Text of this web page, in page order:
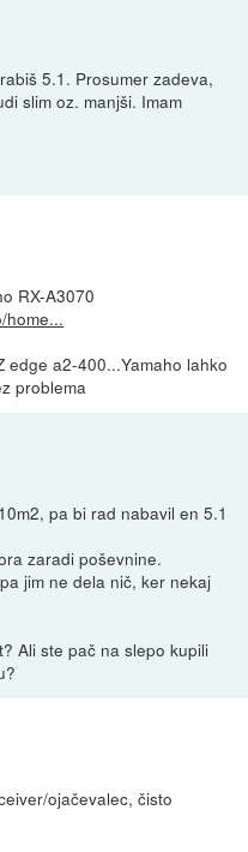
5.1. Prosumer zadeva,
slim oz. manjši. Imam
RX-A3070
home...
edge a2-400...Yamaho lahko
problema
pa bi rad nabavil en 5.1
zaradi poševnine.
jim ne dela nič, ker nekaj
Ali ste pač na slepo kupili
ojačevalec, čisto